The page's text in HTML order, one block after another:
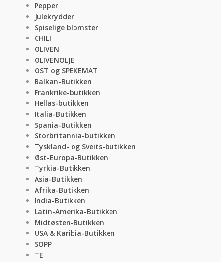
Pepper
Julekrydder
Spiselige blomster
CHILI
OLIVEN
OLIVENOLJE
OST og SPEKEMAT
Balkan-Butikken
Frankrike-butikken
Hellas-butikken
Italia-Butikken
Spania-Butikken
Storbritannia-butikken
Tyskland- og Sveits-butikken
Øst-Europa-Butikken
Tyrkia-Butikken
Asia-Butikken
Afrika-Butikken
India-Butikken
Latin-Amerika-Butikken
Midtøsten-Butikken
USA & Karibia-Butikken
SOPP
TE